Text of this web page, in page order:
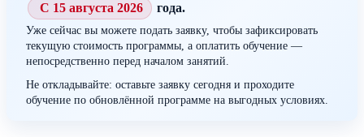
С 15 августа 2026
года.
Уже сейчас вы можете подать заявку, чтобы зафиксировать
текущую стоимость программы, а оплатить обучение —
непосредственно перед началом занятий.
Не откладывайте: оставьте заявку сегодня и проходите
обучение по обновлённой программе на выгодных условиях.